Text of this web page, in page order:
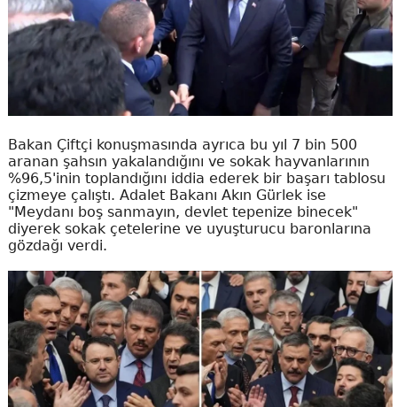
Bakan Çiftçi konuşmasında ayrıca bu yıl 7 bin 500
aranan şahsın yakalandığını ve sokak hayvanlarının
%96,5'inin toplandığını iddia ederek bir başarı tablosu
çizmeye çalıştı. Adalet Bakanı Akın Gürlek ise
"Meydanı boş sanmayın, devlet tepenize binecek"
diyerek sokak çetelerine ve uyuşturucu baronlarına
gözdağı verdi.